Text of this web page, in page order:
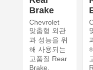
Brake
Chevrolet
맞춤형 외관
과 성능을 위
해 사용되는
고품질 Rear
Brake.